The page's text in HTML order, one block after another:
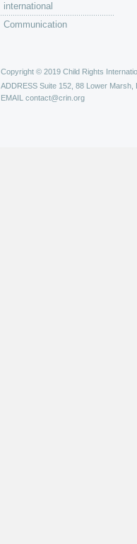
international
Communication
Copyright © 2019 Child Rights
ADDRESS Suite 152, 88 Lower Marsh,
EMAIL contact@crin.org